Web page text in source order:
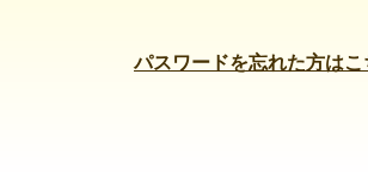
パスワードを忘れた方はこ